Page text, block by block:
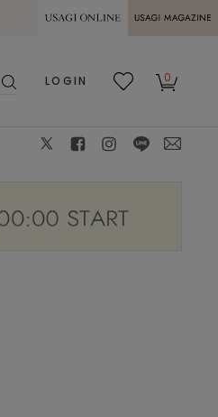
熊本県熊本地方を震源とする地震の影響に
MAGAZINE
LOGIN
0